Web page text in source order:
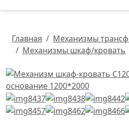
Главная
Механизмы
Механизмы шкаф/кровать